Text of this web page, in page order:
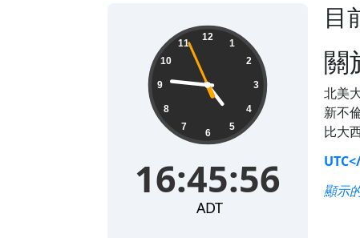
目
16:45:56 12
1
2
3
4
5
6
7
8
9
10
11
16:45:56
ADT
關
北美
新不
比大
顯示